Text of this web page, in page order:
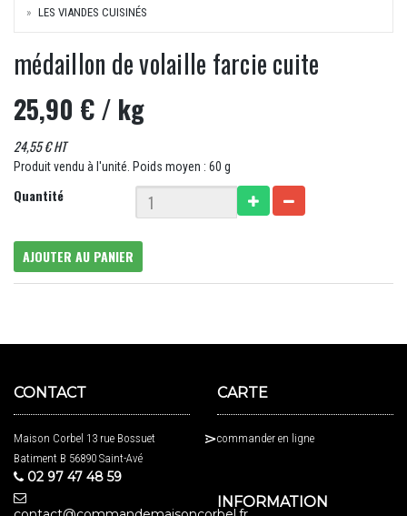
LES VIANDES CUISINÉS
médaillon de volaille farcie cuite
25,90 €/ kg
24,55 € HT
Produit vendu à l'unité. Poids moyen : 60 g
Quantité
AJOUTER AU PANIER
CONTACT
Maison Corbel 13 rue Bossuet
Batiment B 56890 Saint-Avé
02 97 47 48 59
CARTE
commander en ligne
INFORMATION